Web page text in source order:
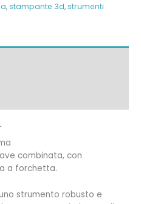
,stampante 3d,strumenti
combinata, con
a forchetta.
strumento robusto e